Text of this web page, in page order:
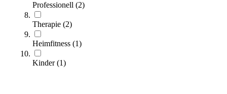
Professionell (2)
Therapie (2)
Heimfitness (1)
Kinder(1)
ÖKO Minitornetz aus Polymilchsäure
89,95 €
Zum Produkt
Varianten zur Auswahl
Sofort lieferbar